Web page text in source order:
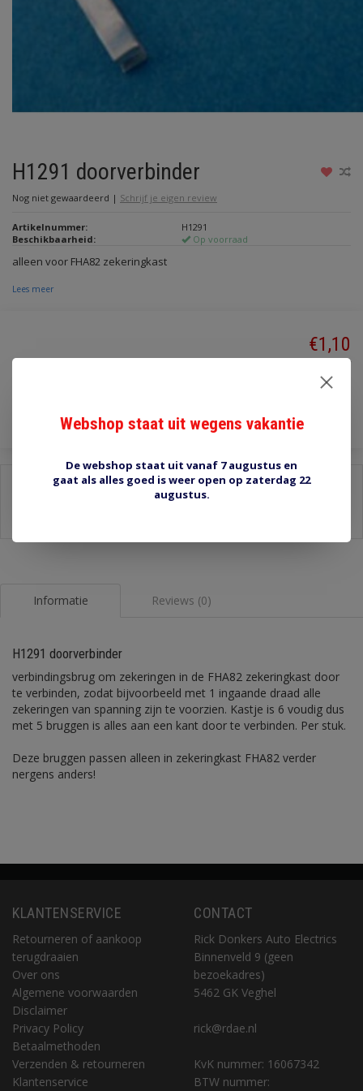
H1291 doorverbinder
Nog niet gewaardeerd | Schrijf je eigen review
Artikelnummer:
H1291
Beschikbaarheid:
Op voorraad
alleen voor FHA82 zekeringkast
Lees meer
€1,10
Incl. btw
Informatie Reviews (0)
H1291 doorverbinder
verbindingsbrug om zekeringen in de FHA82 zekeringkast door
te verbinden, zodat bijvoorbeeld met 1 ingaande draad alle
zekeringen van spanning zijn te voorzien. Kastje is 6 voudig dus
met 5 bruggen is alles aan een kant door te verbinden. Per stuk.
Deze bruggen passen alleen in zekeringkast FHA82 verder
nergens anders!
KLANTENSERVICE
Retourneren of aankoop
terugdraaien
Over ons
Algemene voorwaarden
Disclaimer
Privacy Policy
Betaalmethoden
Verzenden & retourneren
Klantenservice
CONTACT
Rick Donkers Auto Electrics
Binnenveld 9 (geen
bezoekadres)
5462 GK Veghel
rick@rdae.nl
KvK nummer: 16067342
BTW nummer:
Webshop staat uit wegens vakantie
De webshop staat uit vanaf 7 augustus en
gaat als alles goed is weer open op zaterdag 22
augustus.